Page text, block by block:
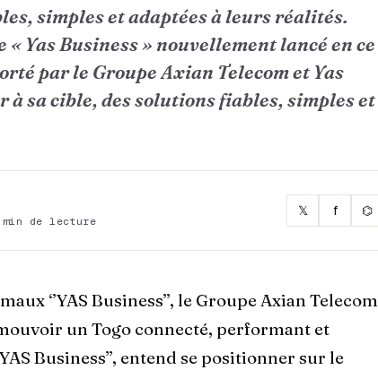
simples et adaptées à leurs réalités.
Yas Business » nouvellement lancé en ce
par le Groupe Axian Telecom et Yas
à sa cible, des solutions fiables, simples et
min de lecture
𝕏 f ⌬
‘’YAS Business’’, le Groupe Axian Telecom
un Togo connecté, performant et
Business’’, entend se positionner sur le